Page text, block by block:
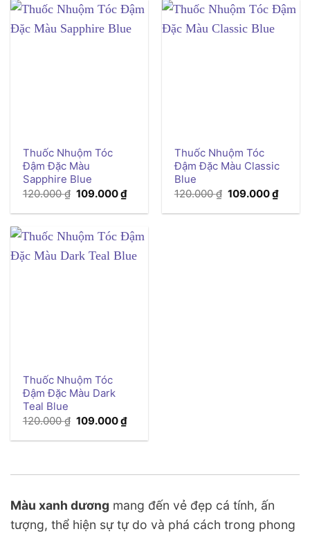
59.000 ₫.
Thuốc Nhuộm Tóc
Đậm Đặc Màu
Sapphire Blue
120.000₫ Giá
là:
109.000₫Giá
tại
109.000 ₫.
Thuốc Nhuộm Tóc
Đậm Đặc Màu Classic
Blue
120.000₫ Giá
là:
109.000₫Giá
tại
Thuốc Nhuộm Tóc
Đậm Đặc Màu Dark
Teal Blue
120.000₫ Giá
là:
109.000₫Giá
tại
Màu xanh dương mang đến vẻ đẹp cá tính, ấn
tượng, thể hiện sự tự do và phá cách trong phong